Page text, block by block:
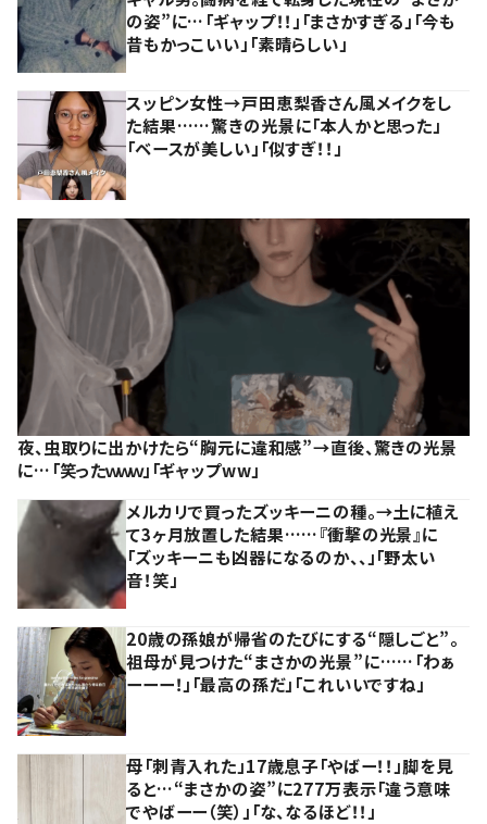
の姿”に…「ギャップ！！」「まさかすぎる」「今も
昔もかっこいい」「素晴らしい」
スッピン女性→戸田恵梨香さん風メイクをし
た結果……驚きの光景に「本人かと思った」
「ベースが美しい」「似すぎ！！」
夜、虫取りに出かけたら“胸元に違和感”→直後、驚きの光景
に…「笑ったｗｗｗ」「ギャップww」
メルカリで買ったズッキーニの種。→土に植え
て3ヶ月放置した結果……『衝撃の光景』に
「ズッキーニも凶器になるのか、、」「野太い
音！笑」
20歳の孫娘が帰省のたびにする“隠しごと”。
祖母が見つけた“まさかの光景”に……「わぁ
ーーー！」「最高の孫だ」「これいいですね」
母「刺青入れた」17歳息子「やばー！！」脚を見
ると…“まさかの姿”に277万表示「違う意味
でやばーー（笑）」「な、なるほど！！」